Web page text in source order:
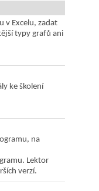
v Excelu, zadat
typy grafů ani
ke školení
na
Lektor
verzí.